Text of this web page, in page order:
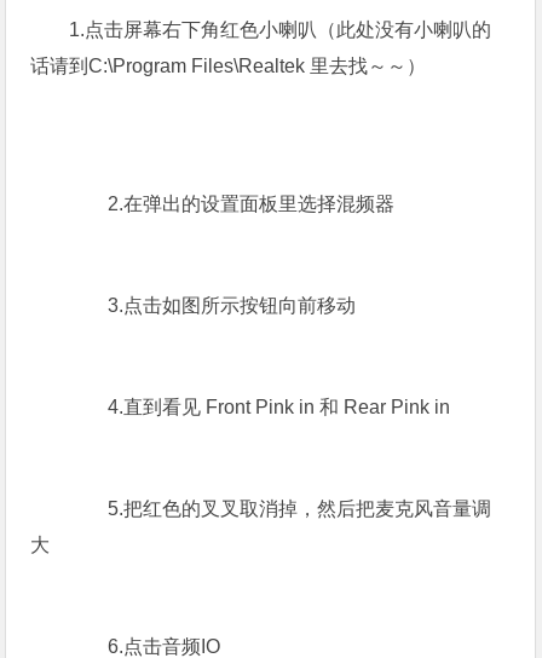
1.点击屏幕右下角红色小喇叭（此处没有小喇叭的
话请到C:\Program Files\Realtek 里去找～～）
2.在弹出的设置面板里选择混频器
3.点击如图所示按钮向前移动
4.直到看见 Front Pink in 和 Rear Pink in
5.把红色的叉叉取消掉，然后把麦克风音量调
大
6.点击音频IO